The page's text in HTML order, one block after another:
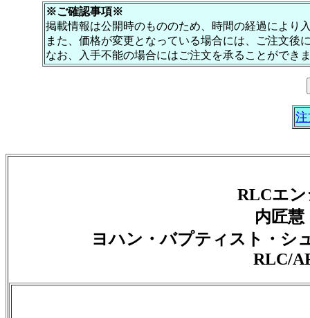
※ご確認事項※
掲載情報は公開時のもののため、時間の経過により
また、価格が変更となっている場合には、ご注文後
なお、入手不能の場合にはご注文を承ることができ
RLCエン
内匠
ヨハン・バプティスト・シ
RLC/